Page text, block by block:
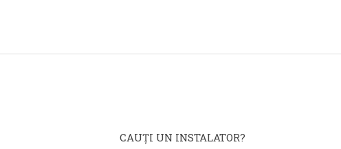
CAUŢI UN INSTALATOR?